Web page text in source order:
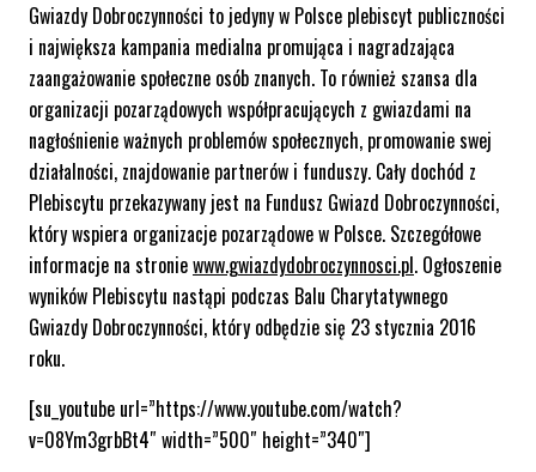
Gwiazdy Dobroczynności to jedyny w Polsce plebiscyt publiczności
i największa kampania medialna promująca i nagradzająca
zaangażowanie społeczne osób znanych. To również szansa dla
organizacji pozarządowych współpracujących z gwiazdami na
nagłośnienie ważnych problemów społecznych, promowanie swej
działalności, znajdowanie partnerów i funduszy. Cały dochód z
Plebiscytu przekazywany jest na Fundusz Gwiazd Dobroczynności,
który wspiera organizacje pozarządowe w Polsce. Szczegółowe
informacje na stroniewww.gwiazdydobroczynnosci.pl. Ogłoszenie
wyników Plebiscytu nastąpi podczas Balu Charytatywnego
Gwiazdy Dobroczynności, który odbędzie się 23 stycznia 2016
roku.
[su_youtube url=”https://www.youtube.com/watch?
v=08Ym3grbBt4″ width=”500″ height=”340″]